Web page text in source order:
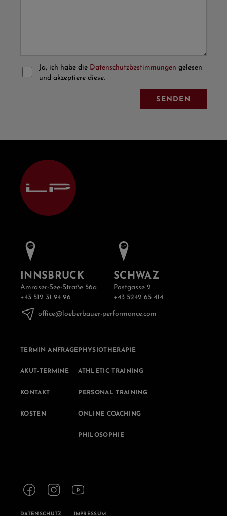
Ja, ich habe die Datenschutzbestimmungen gelesen
und akzeptiere diese.
SENDEN
INNSBRUCK
Amraser-See-Straße 56a
+43 512 31 94 96
SCHWAZ
Postgasse 2
+43 5242 65 414
office@loeberbauer-performance.com
TERMIN ANFRAGE
AKUT-TERMINE
KONTAKT
KOSTEN
PHYSIOTHERAPIE
ATHLETIC TRAINING
PERSONAL TRAINING
ONLINE COACHING
PHILOSOPHIE
DATENSCHUTZ IMPRESSUM